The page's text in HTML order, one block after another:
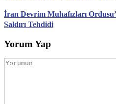
İran Devrim Muhafızları
Saldırı Tehdidi
Yorum Yap